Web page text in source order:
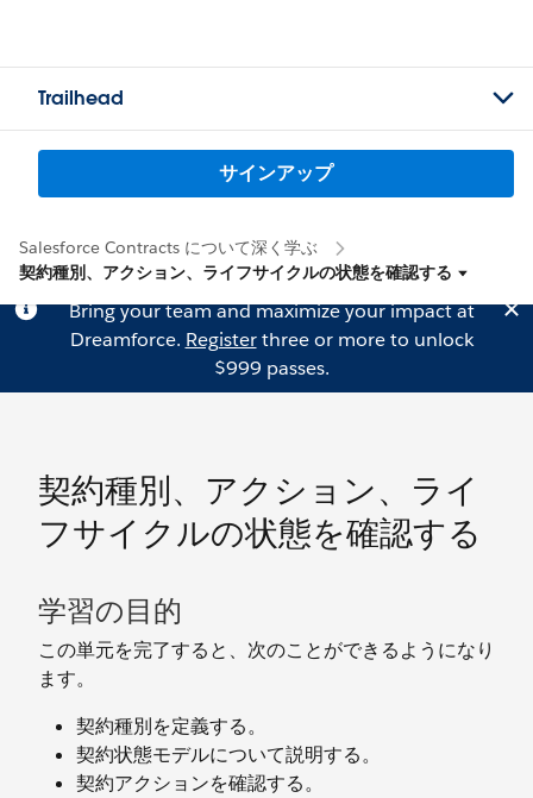
Trailhead
サインアップ
Salesforce Contracts について深く学ぶ
契約種別、アクション、ライフサイクルの状態を確認する
Bring your team and maximize your impact at
Dreamforce. Registerthree or more to unlock
$999 passes.
契約種別、アクション、ライ
フサイクルの状態を確認する
学習の目的
この単元を完了すると、次のことができるようになり
ます。
契約種別を定義する。
契約状態モデルについて説明する。
契約アクションを確認する。